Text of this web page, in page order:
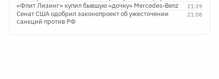
21:39
«Флит Лизинг» купил бывшую «дочку» Mercedes-Benz
21:08
Сенат США одобрил законопроект об ужесточении
санкций против РФ